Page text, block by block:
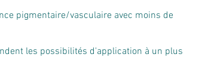
pigmentaire/vasculaire avec moins de
les possibilités d'application à un plus